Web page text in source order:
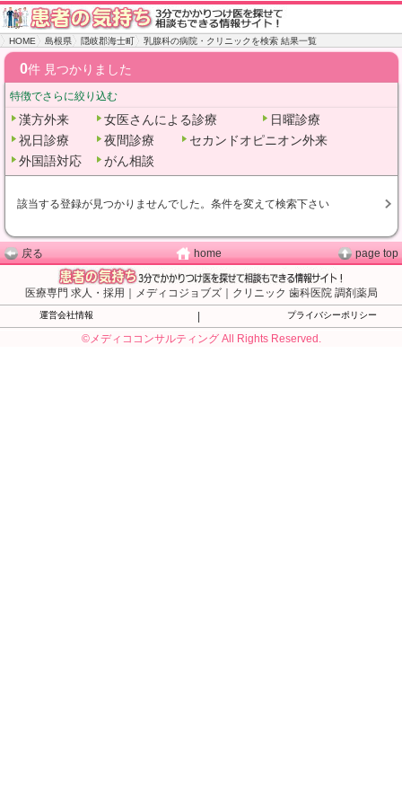
HOME 島根県 隠岐郡海士町 乳腺科の病院・クリニックを検索 結果一覧
0件 見つかりました
特徴でさらに絞り込む
漢方外来 女医さんによる診療
日曜診療
祝日診療
夜間診療
セカンドオピニオン外来
外国語対応
がん相談
該当する登録が見つかりませんでした。条件を変えて検索下さい
戻る home page top
医療専門 求人・採用｜メディコジョブズ｜クリニック 歯科医院 調剤薬局
運営会社情報 プライバシーポリシー
©メディココンサルティング All Rights Reserved.